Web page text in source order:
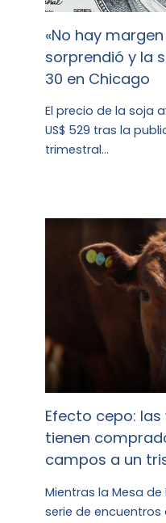
«No hay margen
sorprendió y la
30 en Chicago
El precio de la soja
US$ 529 tras la
trimestral…
Efecto cepo:
tienen
campos a un
Mientras la Mesa
serie de